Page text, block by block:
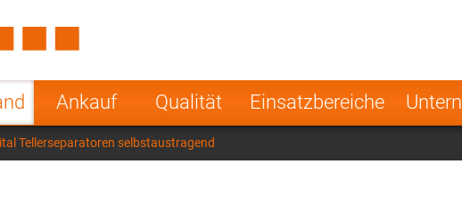
Ankauf Qualität Einsatzbereiche
Poland Norway
India
Tellerseparatoren selbstaustragend